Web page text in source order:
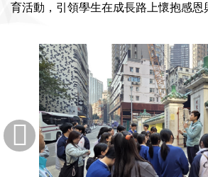
育活動，引領學生在成長路上懷抱感恩